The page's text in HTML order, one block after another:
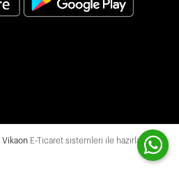
Vikaon E-Ticaret sistemleri ile hazırlanmıştır.